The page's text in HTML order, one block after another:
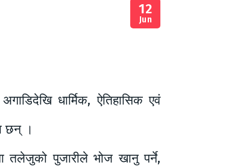
12
Jun
धार्मिक, ऐतिहासिक एवं
छन् ।
पुजारीले भोज खानु पर्ने,